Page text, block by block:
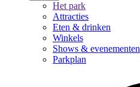
Het park
Attracties
Eten & drinken
Winkels
Shows & evenementen
Parkplan